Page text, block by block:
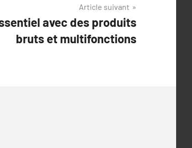
Article suivant
avec des produits
bruts et multifonctions